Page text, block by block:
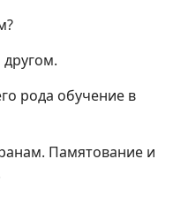
рода обучение в
Памятование и